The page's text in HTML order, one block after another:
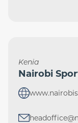
Kenia
Nairobi